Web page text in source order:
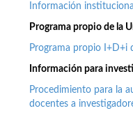
Información
Programa propio de la
Programa propio I+D+i
Información para
Procedimiento para la
docentes a